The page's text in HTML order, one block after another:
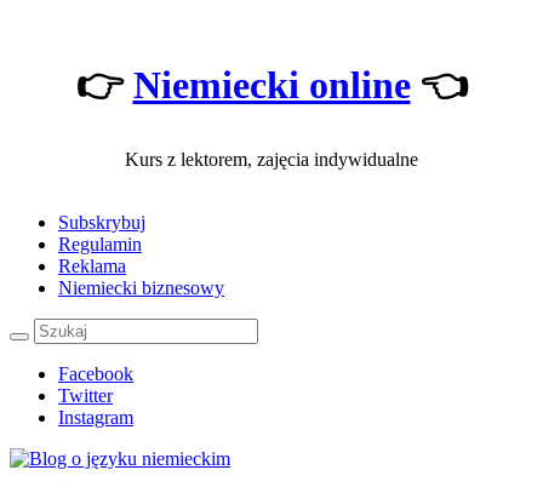
👉Niemiecki online👈
Kurs z lektorem, zajęcia indywidualne
Subskrybuj
Regulamin
Reklama
Niemiecki biznesowy
Facebook
Twitter
Instagram